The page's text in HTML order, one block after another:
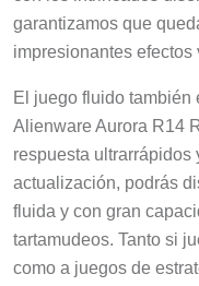
garantizamos que
impresionantes efectos
El juego fluido también
Alienware Aurora R14
respuesta ultrarrápidos
actualización, podrás
fluida y con gran
tartamudeos. Tanto si
como a juegos de